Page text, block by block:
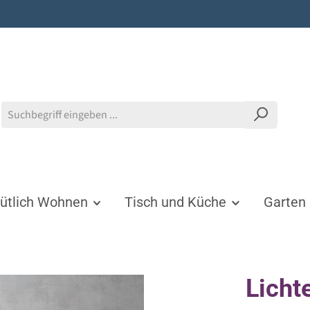
Wohnen Tisch und Küche Garten